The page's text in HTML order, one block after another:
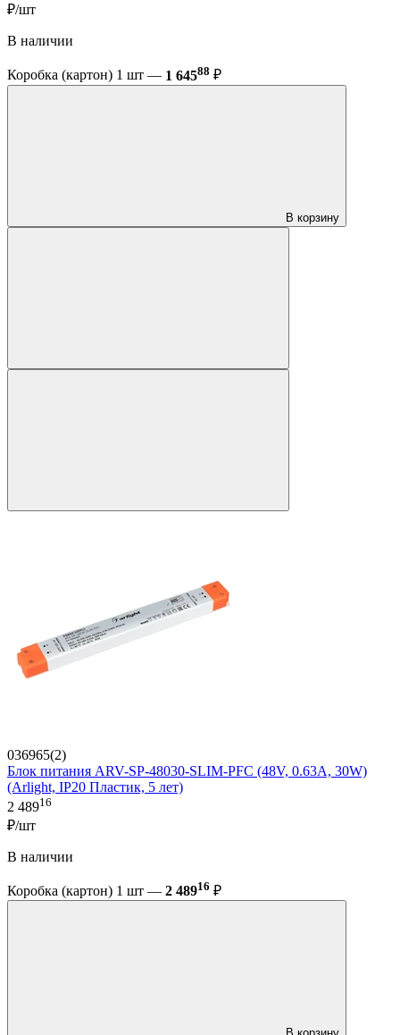
₽/шт
В наличии
Коробка (картон) 1 шт — 1 64588 ₽
В корзину
036965(2)
Блок питания ARV-SP-48030-SLIM-PFC (48V, 0.63A, 30W)
(Arlight, IP20 Пластик, 5 лет)
2 48916
₽/шт
В наличии
Коробка (картон) 1 шт — 2 48916 ₽